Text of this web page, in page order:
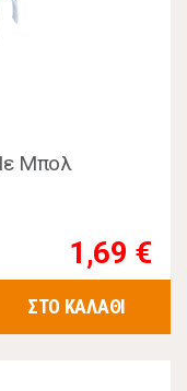
Μπολ
1,69 €
ΣΤΟ ΚΑΛΑΘΙ